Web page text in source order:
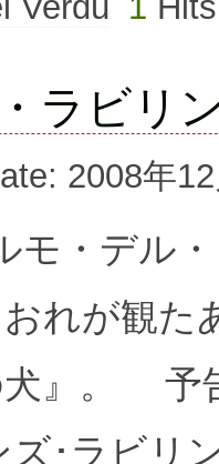
ラビリ
2008年
モ・デル
れが観た
犬』。 予
ズ･ラビリ